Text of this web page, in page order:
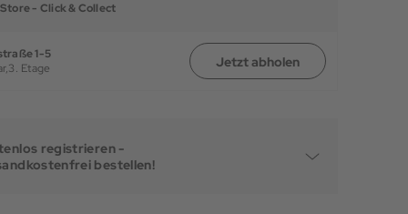
- Click & Collect
1-5
3. Etage Jetzt abholen
registrieren -
bestellen!